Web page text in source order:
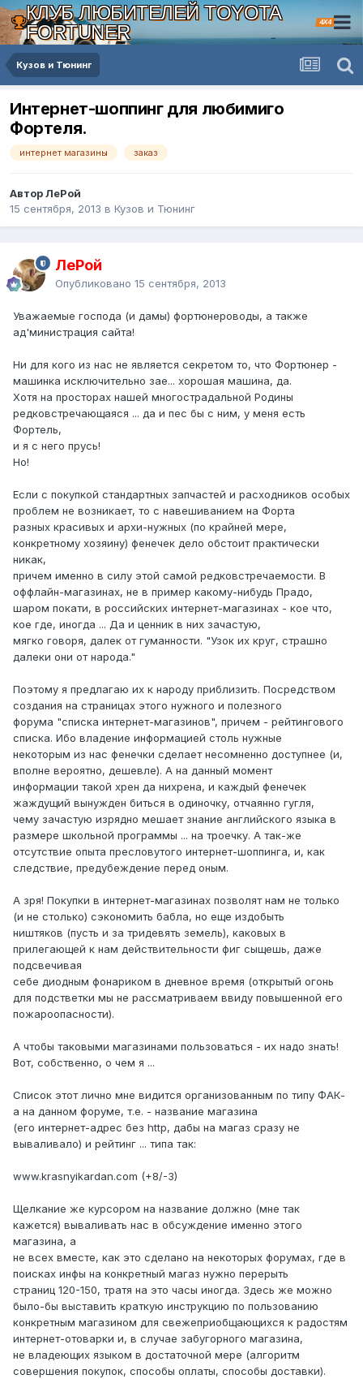
КЛУБ ЛЮБИТЕЛЕЙ TOYOTA
FORTUNER
4X4
Кузов и Тюнинг
Интернет-шоппинг для любимиго
Фортеля.
интернет магазины заказ
Автор ЛеРой
15 сентября, 2013 в Кузов и Тюнинг
ЛеРой
Опубликовано 15 сентября, 2013
Уважаемые господа (и дамы) фортюнероводы, а также
ад'министрация сайта!
Ни для кого из нас не является секретом то, что Фортюнер -
машинка исключительно зае... хорошая машина, да.
Хотя на просторах нашей многострадальной Родины
редковстречающаяся ... да и пес бы с ним, у меня есть
Фортель,
и я с него прусь!
Но!
Если с покупкой стандартных запчастей и расходников особых
проблем не возникает, то с навешиванием на Форта
разных красивых и архи-нужных (по крайней мере,
конкретному хозяину) фенечек дело обстоит практически
никак,
причем именно в силу этой самой редковстречаемости. В
оффлайн-магазинах, не в пример какому-нибудь Прадо,
шаром покати, в российских интернет-магазинах - кое что,
кое где, иногда ... Да и ценник в них зачастую,
мягко говоря, далек от гуманности. "Узок их круг, страшно
далеки они от народа."
Поэтому я предлагаю их к народу приблизить. Посредством
создания на страницах этого нужного и полезного
форума "списка интернет-магазинов", причем - рейтингового
списка. Ибо владение информацией столь нужные
некоторым из нас фенечки сделает несомненно доступнее (и,
вполне вероятно, дешевле). А на данный момент
информации такой хрен да нихрена, и каждый фенечек
жаждущий вынужден биться в одиночку, отчаянно гугля,
чему зачастую изрядно мешает знание английского языка в
размере школьной программы ... на троечку. А так-же
отсутствие опыта пресловутого интернет-шоппинга, и, как
следствие, предубеждение перед оным.
А зря! Покупки в интернет-магазинах позволят нам не только
(и не столько) сэкономить бабла, но еще издобыть
ништяков (пусть и за тридевять земель), каковых в
прилегающей к нам действительности фиг сыщешь, даже
подсвечивая
себе диодным фонариком в дневное время (открытый огонь
для подстветки мы не рассматриваем ввиду повышенной его
пожароопасности).
А чтобы таковыми магазинами пользоваться - их надо знать!
Вот, собственно, о чем я ...
Список этот лично мне видится организованным по типу ФАК-
а на данном форуме, т.е. - название магазина
(его интернет-адрес без http, дабы на магаз сразу не
вываливало) и рейтинг ... типа так:
www.krasnyikardan.com (+8/-3)
Щелкание же курсором на название должно (мне так
кажется) вываливать нас в обсуждение именно этого
магазина, а
не всех вместе, как это сделано на некоторых форумах, где в
поисках инфы на конкретный магаз нужно перерыть
страниц 120-150, тратя на это часы иногда. Здесь же можно
было-бы выставить краткую инструкцию по пользованию
конкретным магазином для свежеприобщающихся к радостям
интернет-отоварки и, в случае забугорного магазина,
не владеющих языком в достаточной мере (алгоритм
совершения покупок, способы оплаты, способы доставки).